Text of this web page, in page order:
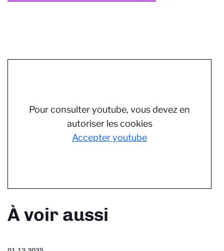
Pour consulter youtube, vous devez en
autoriser les cookies
Accepter youtube
À voir aussi